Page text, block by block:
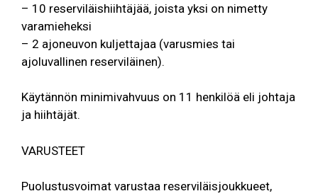
– 10 reserviläishiihtäjää, joista yksi on nimetty
varamieheksi
– 2 ajoneuvon kuljettajaa (varusmies tai
ajoluvallinen reserviläinen).
Käytännön minimivahvuus on 11 henkilöä eli johtaja
ja hiihtäjät.
VARUSTEET
Puolustusvoimat varustaa reserviläisjoukkueet,